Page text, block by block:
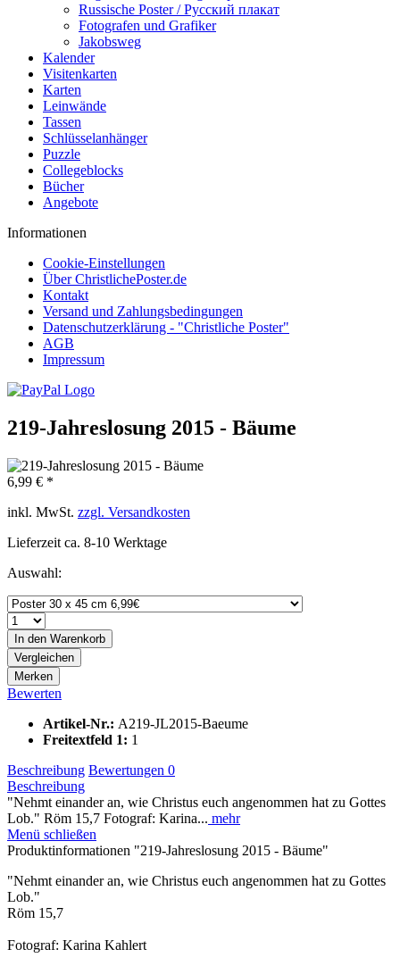
Russische Poster / Русский плакат
Fotografen und Grafiker
Jakobsweg
Kalender
Visitenkarten
Karten
Leinwände
Tassen
Schlüsselanhänger
Puzzle
Collegeblocks
Bücher
Angebote
Informationen
Cookie-Einstellungen
Über ChristlichePoster.de
Kontakt
Versand und Zahlungsbedingungen
Datenschutzerklärung - "Christliche Poster"
AGB
Impressum
219-Jahreslosung 2015 - Bäume
6,99 € *
inkl. MwSt. zzgl. Versandkosten
Lieferzeit ca. 8-10 Werktage
Auswahl:
In den Warenkorb
Vergleichen
Merken
Bewerten
Artikel-Nr.: A219-JL2015-Baeume
Freitextfeld 1: 1
Beschreibung Bewertungen 0
Beschreibung
"Nehmt einander an, wie Christus euch angenommen hat zu Gottes
Lob." Röm 15,7 Fotograf: Karina... mehr
Menü schließen
Produktinformationen "219-Jahreslosung 2015 - Bäume"
"Nehmt einander an, wie Christus euch angenommen hat zu Gottes
Lob."
Röm 15,7
Fotograf: Karina Kahlert